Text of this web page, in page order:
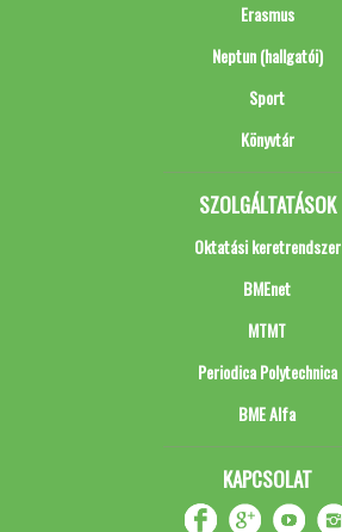
Erasmus
Neptun (hallgatói)
Sport
Könyvtár
SZOLGÁLTATÁSOK
Oktatási keretrendszer
BMEnet
MTMT
Periodica Polytechnica
BME Alfa
KAPCSOLAT